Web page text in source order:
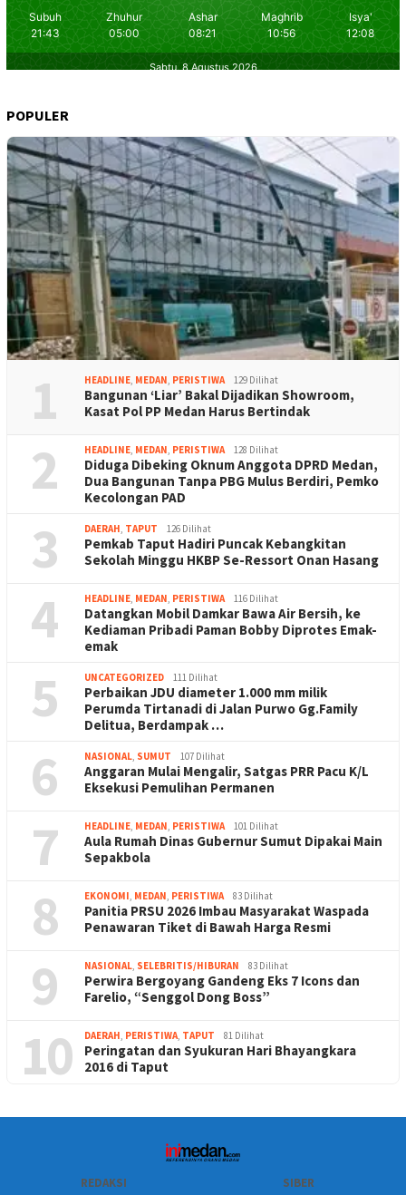
POPULER
1 HEADLINE, MEDAN, PERISTIWA 129 Dilihat
Bangunan ‘Liar’ Bakal Dijadikan Showroom,
Kasat Pol PP Medan Harus Bertindak
2 HEADLINE, MEDAN, PERISTIWA 128 Dilihat
Diduga Dibeking Oknum Anggota DPRD Medan,
Dua Bangunan Tanpa PBG Mulus Berdiri, Pemko
Kecolongan PAD
3 DAERAH, TAPUT 126 Dilihat
Pemkab Taput Hadiri Puncak Kebangkitan
Sekolah Minggu HKBP Se-Ressort Onan Hasang
4 HEADLINE, MEDAN, PERISTIWA 116 Dilihat
Datangkan Mobil Damkar Bawa Air Bersih, ke
Kediaman Pribadi Paman Bobby Diprotes Emak-
emak
5 UNCATEGORIZED 111 Dilihat
Perbaikan JDU diameter 1.000 mm milik
Perumda Tirtanadi di Jalan Purwo Gg.Family
Delitua, Berdampak …
6 NASIONAL, SUMUT 107 Dilihat
Anggaran Mulai Mengalir, Satgas PRR Pacu K/L
Eksekusi Pemulihan Permanen
7 HEADLINE, MEDAN, PERISTIWA 101 Dilihat
Aula Rumah Dinas Gubernur Sumut Dipakai Main
Sepakbola
8 EKONOMI, MEDAN, PERISTIWA 83 Dilihat
Panitia PRSU 2026 Imbau Masyarakat Waspada
Penawaran Tiket di Bawah Harga Resmi
9 NASIONAL, SELEBRITIS/HIBURAN 83 Dilihat
Perwira Bergoyang Gandeng Eks 7 Icons dan
Farelio, “Senggol Dong Boss”
10 DAERAH, PERISTIWA, TAPUT 81 Dilihat
Peringatan dan Syukuran Hari Bhayangkara
2016 di Taput
REDAKSI SIBER